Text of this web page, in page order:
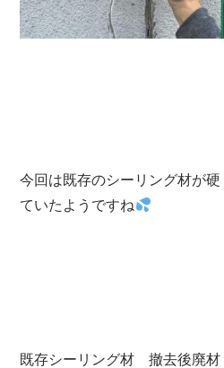
今回は既存のシーリング材が
ていたようですね
既存シーリング材 撤去後廃材